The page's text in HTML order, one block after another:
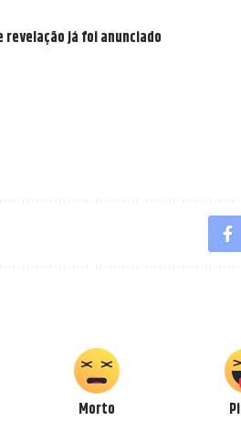
revelação já foi anunciado
Morto